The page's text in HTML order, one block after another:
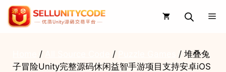
Skip
content
/ /
/ 堆叠兔
子冒险Unity完整源码休闲益智手游项目支持安卓iOS